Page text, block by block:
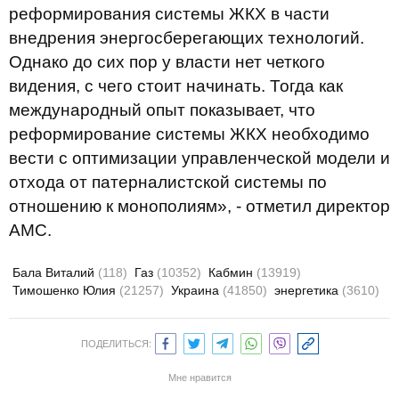
реформирования системы ЖКХ в части
внедрения энергосберегающих технологий.
Однако до сих пор у власти нет четкого
видения, с чего стоит начинать. Тогда как
международный опыт показывает, что
реформирование системы ЖКХ необходимо
вести с оптимизации управленческой модели и
отхода от патерналистской системы по
отношению к монополиям», - отметил директор
АМС.
Бала Виталий (118) Газ (10352) Кабмин (13919)
Тимошенко Юлия (21257) Украина (41850) энергетика (3610)
ПОДЕЛИТЬСЯ:
Мне нравится